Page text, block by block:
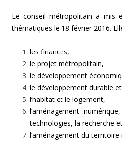
Le conseil métropolitain a mis
thématiques le 18 février 2016.
les finances,
le projet métropolitain,
le développement
le développement durable
l’habitat et le logement,
l’aménagement
technologies, la recherche
l’aménagement du